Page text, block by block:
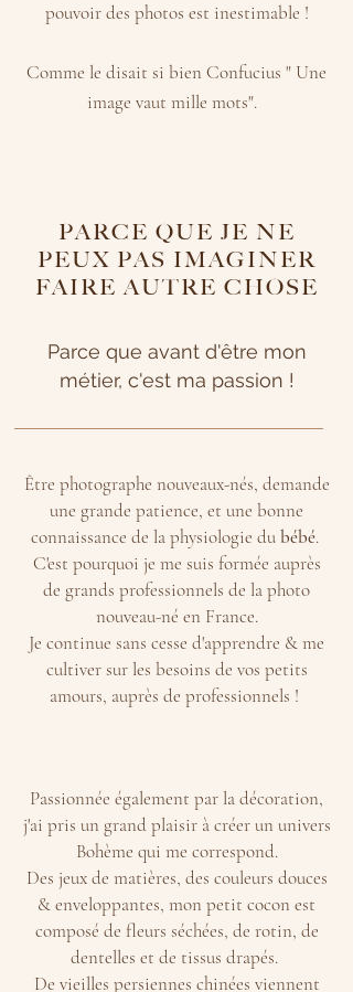
pouvoir des photos est inestimable !
Comme le disait si bien Confucius " Une
image vaut mille mots".
PARCE QUE JE NE
PEUX PAS IMAGINER
FAIRE AUTRE CHOSE
Parce que avant d'être mon
métier, c'est ma passion !
Être photographe nouveaux-nés, demande
une grande patience, et une bonne
connaissance de la physiologie dubébé.
C'est pourquoi je me suis formée auprès
de grands professionnels de la photo
nouveau-né en France.
Je continue sans cesse d'apprendre & me
cultiver sur les besoins de vos petits
amours, auprès de professionnels !
Passionnée également par la décoration,
j'ai pris un grand plaisir à créer un univers
Bohème qui me correspond.
Des jeux de matières, des couleurs douces
& enveloppantes, mon petit cocon est
composé de fleurs séchées, de rotin, de
dentelles et de tissus drapés.
De vieilles persiennes chinées viennent